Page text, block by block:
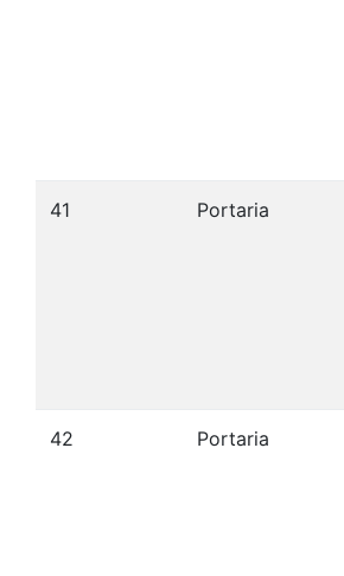
41 Portaria
42 Portaria